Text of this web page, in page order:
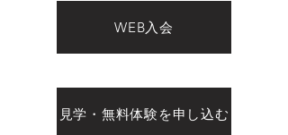
WEB入会
見学・無料体験を申し込む